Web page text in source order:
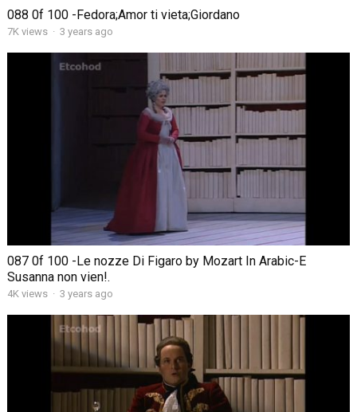
088 0f 100 -Fedora;Amor ti vieta;Giordano
7K views · 3 years ago
087 0f 100 -Le nozze Di Figaro by Mozart In Arabic-E
Susanna non vien!.
4K views · 3 years ago